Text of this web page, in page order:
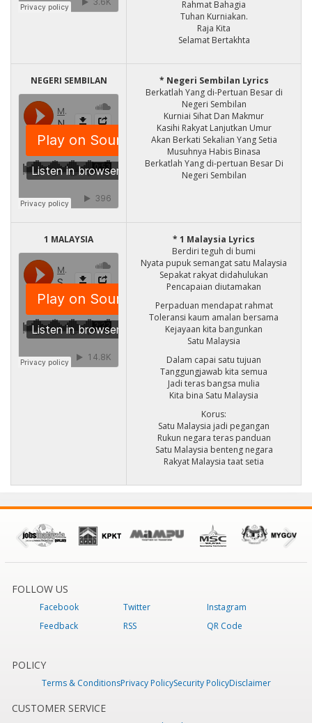
Rahmat Bahagia
Tuhan Kurniakan.
Raja Kita
Selamat Bertakhta
NEGERI SEMBILAN
* Negeri Sembilan Lyrics
Berkatlah Yang di-Pertuan Besar di
Negeri Sembilan
Kurniai Sihat Dan Makmur
Kasihi Rakyat Lanjutkan Umur
Akan Berkati Sekalian Yang Setia
Musuhnya Habis Binasa
Berkatlah Yang di-pertuan Besar Di
Negeri Sembilan
1 MALAYSIA * 1 Malaysia Lyrics
Berdiri teguh di bumi
Nyata pupuk semangat satu Malaysia
Sepakat rakyat didahulukan
Pencapaian diutamakan
Perpaduan mendapat rahmat
Toleransi kaum amalan bersama
Kejayaan kita bangunkan
Satu Malaysia
Dalam capai satu tujuan
Tanggungjawab kita semua
Jadi teras bangsa mulia
Kita bina Satu Malaysia
Korus:
Satu Malaysia jadi pegangan
Rukun negara teras panduan
Satu Malaysia benteng negara
Rakyat Malaysia taat setia
FOLLOW US
Facebook Twitter
Instagram
Feedback
RSS QR Code
POLICY
Terms & ConditionsPrivacy PolicySecurity PolicyDisclaimer
CUSTOMER SERVICE